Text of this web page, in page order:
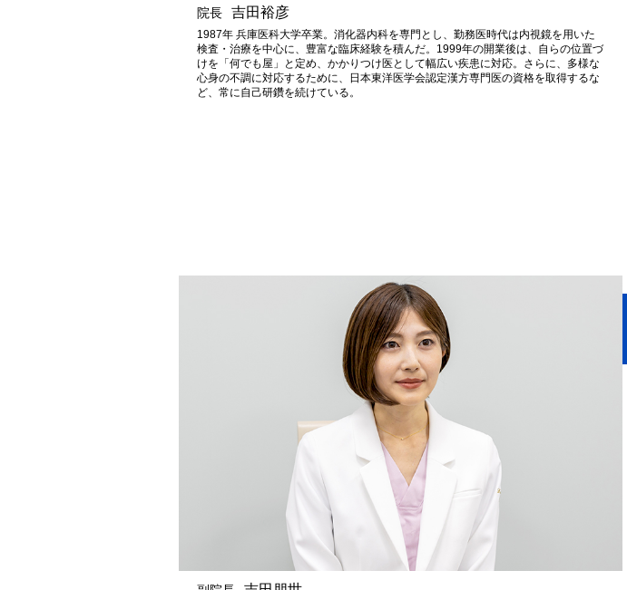
院長 吉田裕彦
1987年 兵庫医科大学卒業。消化器内科を専門とし、勤務医時代は内視鏡を用いた
検査・治療を中心に、豊富な臨床経験を積んだ。1999年の開業後は、自らの位置づ
けを「何でも屋」と定め、かかりつけ医として幅広い疾患に対応。さらに、多様な
心身の不調に対応するために、日本東洋医学会認定漢方専門医の資格を取得するな
ど、常に自己研鑽を続けている。